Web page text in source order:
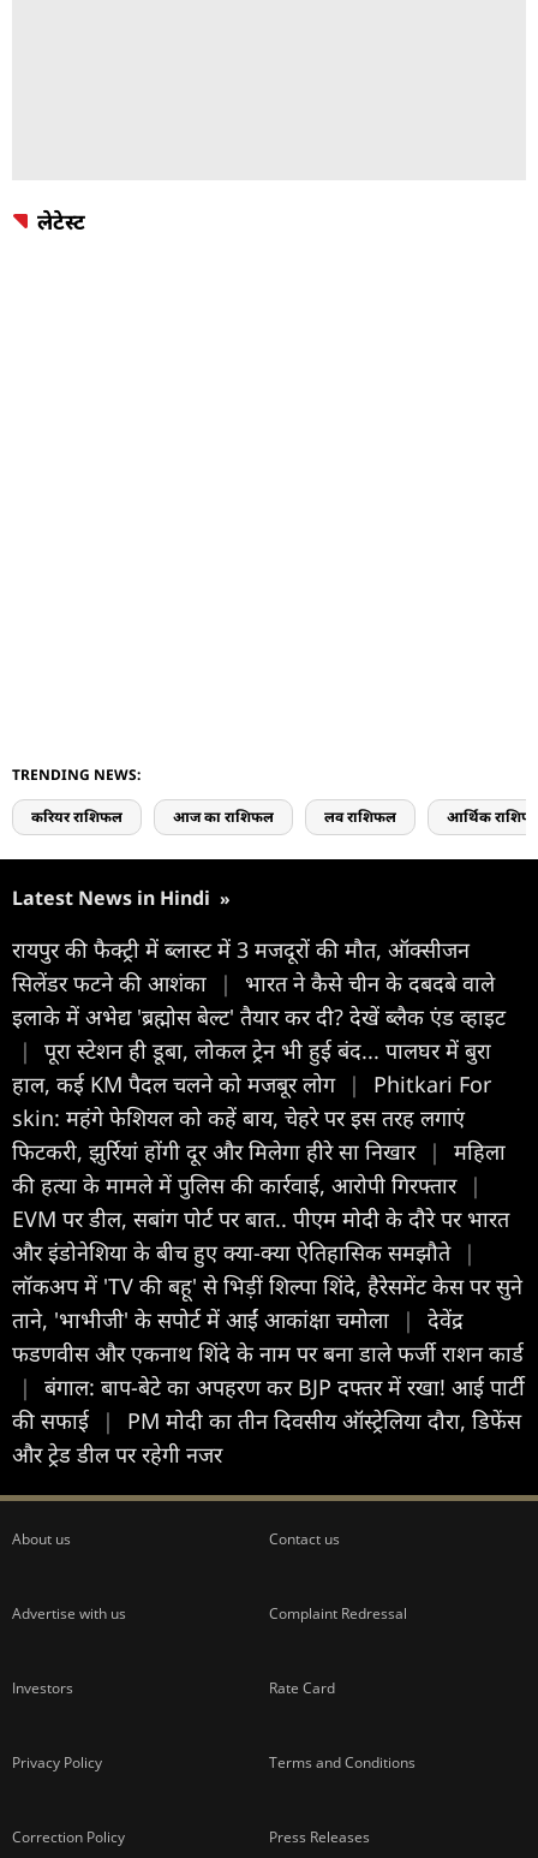
लेटेस्ट
TRENDING NEWS:
करियर राशिफल आज का राशिफल लव राशिफल आर्थिक
Latest News in Hindi »
रायपुर की फैक्ट्री में ब्लास्ट में 3 मजदूरों की मौत, ऑक्सीजन
सिलेंडर फटने की आशंका
|
भारत ने कैसे चीन के दबदबे वाले
इलाके में अभेद्य 'ब्रह्मोस बेल्ट' तैयार कर दी? देखें ब्लैक एंड व्हाइट
|
पूरा स्टेशन ही डूबा, लोकल ट्रेन भी हुई बंद... पालघर में बुरा
हाल, कई KM पैदल चलने को मजबूर लोग |
Phitkari For
skin: महंगे फेशियल को कहें बाय, चेहरे पर इस तरह लगाएं
फिटकरी, झुर्रियां होंगी दूर और मिलेगा हीरे सा निखार |
महिला
की हत्या के मामले में पुलिस की कार्रवाई, आरोपी गिरफ्तार |
EVM पर डील, सबांग पोर्ट पर बात.. पीएम मोदी के दौरे पर भारत
और इंडोनेशिया के बीच हुए क्या-क्या ऐतिहासिक समझौते |
लॉकअप में 'TV की बहू' से भिड़ीं शिल्पा शिंदे, हैरेसमेंट केस पर सुने
ताने, 'भाभीजी' के सपोर्ट में आईं आकांक्षा चमोला
|
देवेंद्र
फडणवीस और एकनाथ शिंदे के नाम पर बना डाले फर्जी राशन कार्ड
|
बंगाल: बाप-बेटे का अपहरण कर BJP दफ्तर में रखा! आई पार्टी
की सफाई
|
PM मोदी का तीन दिवसीय ऑस्ट्रेलिया दौरा, डिफेंस
और ट्रेड डील पर रहेगी नजर
About us Contact us
Advertise with us Complaint Redressal
Investors Rate Card
Privacy Policy Terms and Conditions
Correction Policy Press Releases